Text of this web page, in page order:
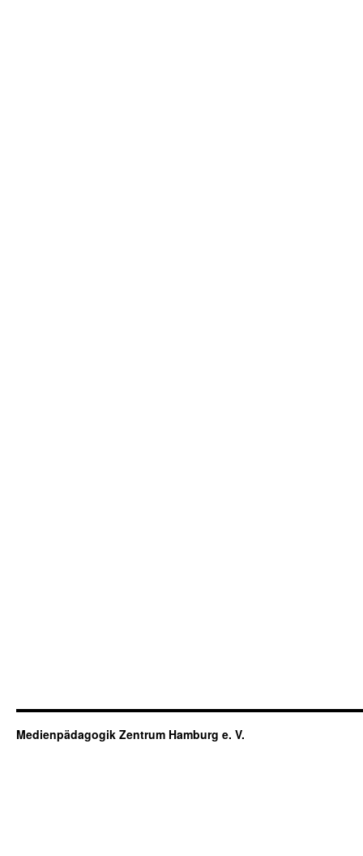
Medienpädagogik Zentrum Hamburg e. V.